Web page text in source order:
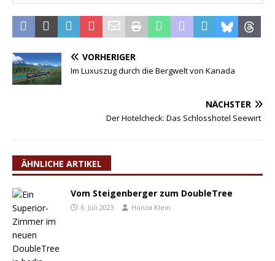
VORHERIGER
Im Luxuszug durch die Bergwelt von Kanada
NÄCHSTER
Der Hotelcheck: Das Schlosshotel Seewirt
ÄHNLICHE ARTIKEL
Vom Steigenberger zum DoubleTree
6. Juli 2023 Honza Klein